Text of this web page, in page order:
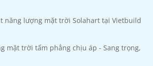
năng lượng mặt trời Solahart tại Vietbuild
mặt trời tấm phẳng chịu áp - Sang trọng,